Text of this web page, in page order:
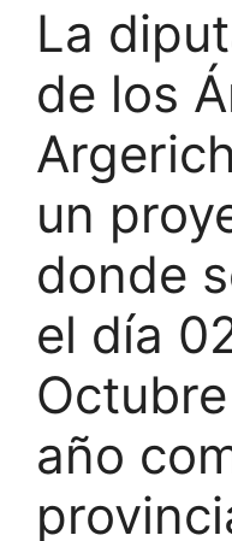
La
de los
un
donde
el día
año